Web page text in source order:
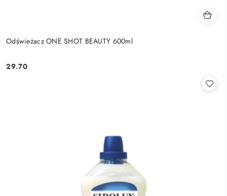
Odświeżacz ONE SHOT BEAUTY 600ml
Cena:
29.70